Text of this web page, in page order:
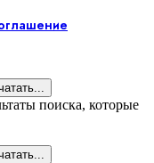
поиска, которые